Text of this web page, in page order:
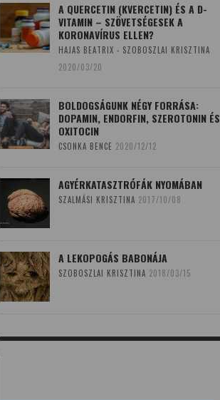
A QUERCETIN (KVERCETIN) ÉS A D-
VITAMIN – SZÖVETSÉGESEK A
KORONAVÍRUS ELLEN?
HAJAS BEATRIX - SZOBOSZLAI KRISZTINA
2020/03/20
BOLDOGSÁGUNK NÉGY FORRÁSA:
DOPAMIN, ENDORFIN, SZEROTONIN ÉS
OXITOCIN
CSONKA BENCE 2020/12/12
AGYÉRKATASZTRÓFÁK NYOMÁBAN
SZALMÁSI KRISZTINA 2017/10/08
A LEKOPOGÁS BABONÁJA
SZOBOSZLAI KRISZTINA 2018/03/15